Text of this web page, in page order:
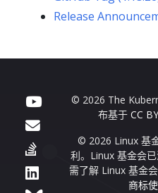
Release
© 2026 The
布基于CC
© 2026 Linux 基
利。Linux 基金会
需了解 Linux 基金
商标